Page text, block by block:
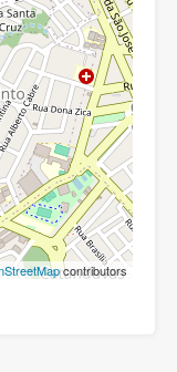
contributors